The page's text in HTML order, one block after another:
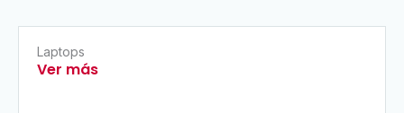
Laptops
Ver más